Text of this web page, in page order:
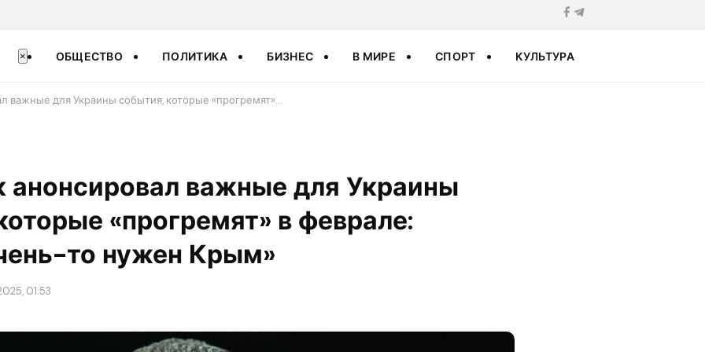
× ОБЩЕСТВО ПОЛИТИКА БИЗНЕС В МИРЕ СПОРТ КУЛЬТУРА
важные для Украины события, которые «прогремят»…
важные для Украины
«прогремят» в феврале:
то нужен Крым»
01:53